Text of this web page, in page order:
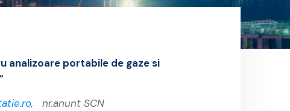
analizoare portabile de gaze si
, nr.anunt SCN